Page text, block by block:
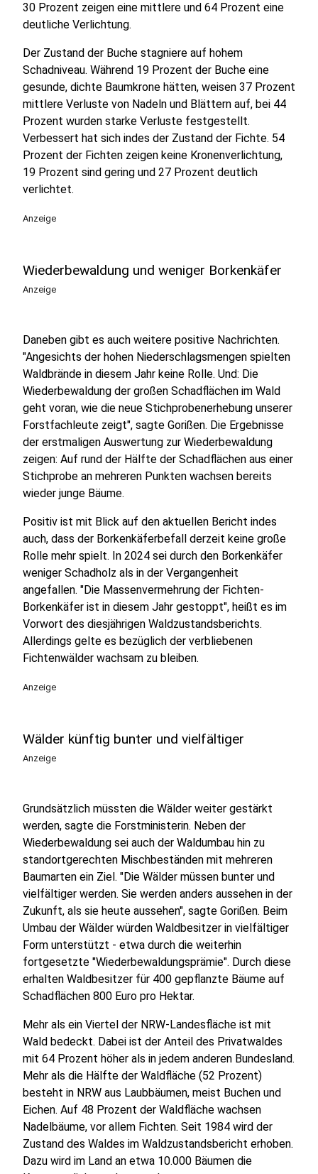
30 Prozent zeigen eine mittlere und 64 Prozent eine
deutliche Verlichtung.
Der Zustand der Buche stagniere auf hohem
Schadniveau. Während 19 Prozent der Buche eine
gesunde, dichte Baumkrone hätten, weisen 37 Prozent
mittlere Verluste von Nadeln und Blättern auf, bei 44
Prozent wurden starke Verluste festgestellt.
Verbessert hat sich indes der Zustand der Fichte. 54
Prozent der Fichten zeigen keine Kronenverlichtung,
19 Prozent sind gering und 27 Prozent deutlich
verlichtet.
Anzeige
Wiederbewaldung und weniger Borkenkäfer
Anzeige
Daneben gibt es auch weitere positive Nachrichten.
"Angesichts der hohen Niederschlagsmengen spielten
Waldbrände in diesem Jahr keine Rolle. Und: Die
Wiederbewaldung der großen Schadflächen im Wald
geht voran, wie die neue Stichprobenerhebung unserer
Forstfachleute zeigt", sagte Gorißen. Die Ergebnisse
der erstmaligen Auswertung zur Wiederbewaldung
zeigen: Auf rund der Hälfte der Schadflächen aus einer
Stichprobe an mehreren Punkten wachsen bereits
wieder junge Bäume.
Positiv ist mit Blick auf den aktuellen Bericht indes
auch, dass der Borkenkäferbefall derzeit keine große
Rolle mehr spielt. In 2024 sei durch den Borkenkäfer
weniger Schadholz als in der Vergangenheit
angefallen. "Die Massenvermehrung der Fichten-
Borkenkäfer ist in diesem Jahr gestoppt", heißt es im
Vorwort des diesjährigen Waldzustandsberichts.
Allerdings gelte es bezüglich der verbliebenen
Fichtenwälder wachsam zu bleiben.
Anzeige
Wälder künftig bunter und vielfältiger
Anzeige
Grundsätzlich müssten die Wälder weiter gestärkt
werden, sagte die Forstministerin. Neben der
Wiederbewaldung sei auch der Waldumbau hin zu
standortgerechten Mischbeständen mit mehreren
Baumarten ein Ziel. "Die Wälder müssen bunter und
vielfältiger werden. Sie werden anders aussehen in der
Zukunft, als sie heute aussehen", sagte Gorißen. Beim
Umbau der Wälder würden Waldbesitzer in vielfältiger
Form unterstützt - etwa durch die weiterhin
fortgesetzte "Wiederbewaldungsprämie". Durch diese
erhalten Waldbesitzer für 400 gepflanzte Bäume auf
Schadflächen 800 Euro pro Hektar.
Mehr als ein Viertel der NRW-Landesfläche ist mit
Wald bedeckt. Dabei ist der Anteil des Privatwaldes
mit 64 Prozent höher als in jedem anderen Bundesland.
Mehr als die Hälfte der Waldfläche (52 Prozent)
besteht in NRW aus Laubbäumen, meist Buchen und
Eichen. Auf 48 Prozent der Waldfläche wachsen
Nadelbäume, vor allem Fichten. Seit 1984 wird der
Zustand des Waldes im Waldzustandsbericht erhoben.
Dazu wird im Land an etwa 10.000 Bäumen die